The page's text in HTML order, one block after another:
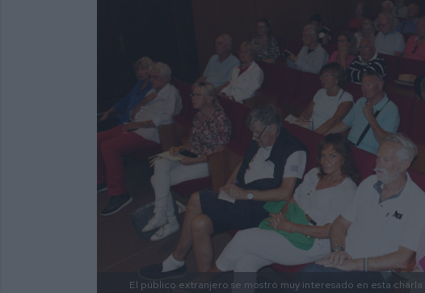
El público extranjero se mostró muy interesado en esta charla.